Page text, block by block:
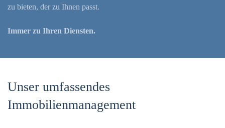
zu bieten, der zu Ihnen passt.
Immer zu Ihren Diensten.
Unser umfassendes
Immobilienmanagement